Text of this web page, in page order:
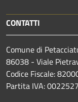
CONTATTI
Comune di
86038 - Viale
Codice Fiscale:
Partita IVA: